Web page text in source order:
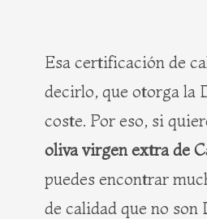
Esa certificación de
decirlo, que otorga la
coste. Por eso, si
oliva virgen extra de
puedes encontrar
de calidad que no son